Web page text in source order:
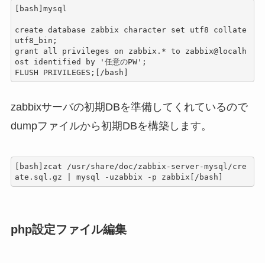
[bash]mysql
create database zabbix character set utf8 collate
utf8_bin;
grant all privileges on zabbix.* to zabbix@localh
ost identified by '任意のPW';
FLUSH PRIVILEGES;[/bash]
zabbixサーバの初期DBを準備してくれているので
dumpファイルから初期DBを構築します。
[bash]zcat /usr/share/doc/zabbix-server-mysql/cre
ate.sql.gz | mysql -uzabbix -p zabbix[/bash]
php設定ファイル編集